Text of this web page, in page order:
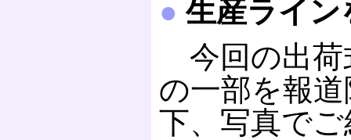
● 生産ライン
今回の出荷
の一部を報
下、写真で